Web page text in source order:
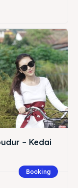
– Kedai
Booking